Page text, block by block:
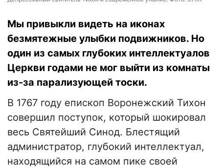
​Мы привыкли видеть на иконах
безмятежные улыбки подвижников. Но
один из самых глубоких интеллектуалов
Церкви годами не мог выйти из комнаты
из-за парализующей тоски.
​В 1767 году епископ Воронежский Тихон
совершил поступок, который шокировал
весь Святейший Синод. Блестящий
администратор, глубокий интеллектуал,
находящийся на самом пике своей